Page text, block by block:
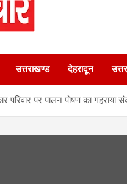
–
उत्तराखण्ड देहरादून
परिवार पर पालन पोषण का गहराया